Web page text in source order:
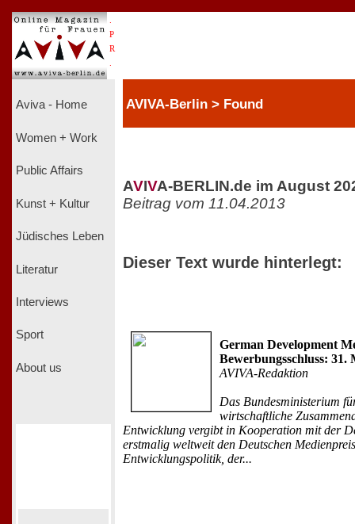
P
R
Aviva - Home
Women + Work
Public Affairs
Kunst + Kultur
Jüdisches Leben
Literatur
Interviews
Sport
About us
AVIVA-Berlin > Found
AVIVA-BERLIN.de im August
Beitrag vom 11.04.2013
Dieser Text wurde hinterlegt:
German Development
Bewerbungsschluss: 31.
AVIVA-Redaktion
Das Bundesministerium
wirtschaftliche
Entwicklung vergibt in Kooperation mit der
erstmalig weltweit den Deutschen Medienpreis
Entwicklungspolitik, der...